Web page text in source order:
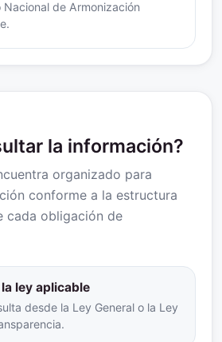
Nacional de Armonización
la información?
organizado para
conforme a la estructura
cada obligación de
ley aplicable
desde la Ley General o la Ley